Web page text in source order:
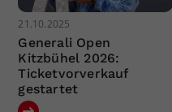
21.10.2025
Generali Open
Kitzbühel 2026:
Ticketvorverkauf
gestartet